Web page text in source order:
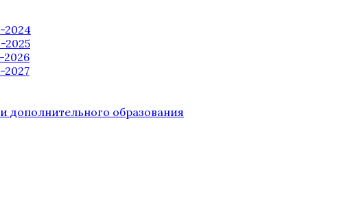
2024
2025
2026
2027
образования